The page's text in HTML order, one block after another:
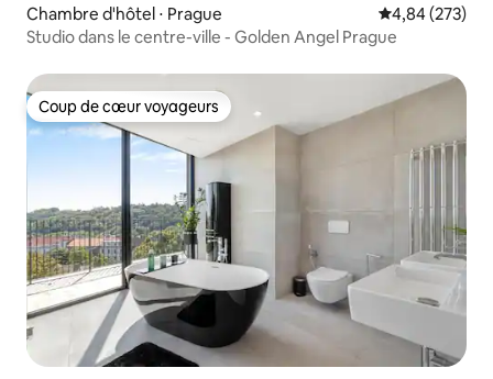
Chambre d'hôtel ⋅ Prague Évaluation
4,84 (273)
Studio dans le centre-ville - Golden Angel Prague
Coup de cœur voyageurs
Coup de cœur voyageurs